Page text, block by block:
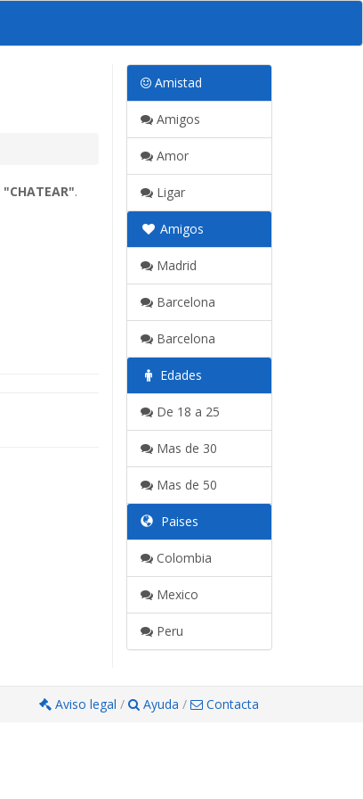
"CHATEAR".
Amistad
Amigos
Amor
Ligar
Amigos
Madrid
Barcelona
Barcelona
Edades
De 18 a 25
Mas de 30
Mas de 50
Paises
Colombia
Mexico
Peru
Aviso legal / Ayuda / Contacta